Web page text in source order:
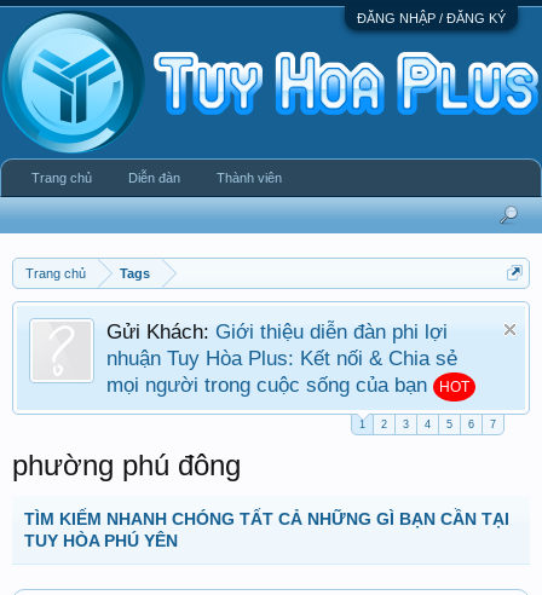
ĐĂNG NHẬP / ĐĂNG KÝ
Trang chủ Tags
Gửi Khách: Giới thiệu diễn đàn phi lợi
nhuận Tuy Hòa Plus: Kết nối & Chia sẻ
mọi người trong cuộc sống của bạn
HOT
1 2 3 4 5 6 7
phường phú đông
TÌM KIẾM NHANH CHÓNG TẤT CẢ NHỮNG GÌ BẠN CẦN TẠI
TUY HÒA PHÚ YÊN
Trang chủ Diễn đàn Thành viên